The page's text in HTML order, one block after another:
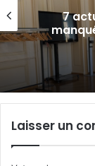
Laisser un